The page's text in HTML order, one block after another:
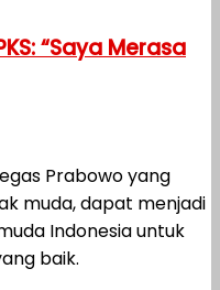
“Saya Merasa
Prabowo yang
muda, dapat menjadi
Indonesia untuk
baik.